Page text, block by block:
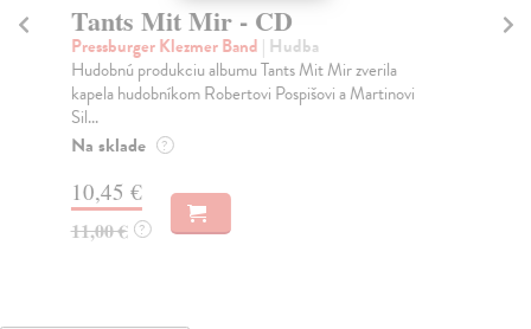
Tants Mit Mir - CD
Pressburger Klezmer Band | Hudba
Hudobnú produkciu albumu Tants Mit Mir zverila
kapela hudobníkom Robertovi Pospišovi a Martinovi
Sil...
Na sklade ?
10,45 €
11,00 € ?